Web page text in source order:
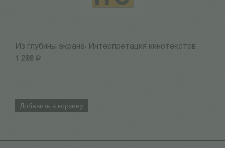
Из глубины экрана: Интерпретация кинотекстов
1 200 Р
Добавить в корзину